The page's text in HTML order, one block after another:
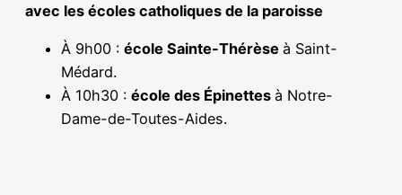
avec les écoles catholiques de la paroisse
À 9h00 : école Sainte-Thérèse à Saint-
Médard.
À 10h30 : école des Épinettes à Notre-
Dame-de-Toutes-Aides.